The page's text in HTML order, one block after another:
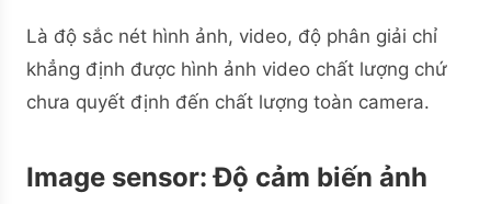
Là độ sắc nét hình ảnh, video, độ phân giải chỉ
khẳng định được hình ảnh video chất lượng chứ
chưa quyết định đến chất lượng toàn camera.
Image sensor: Độ cảm biến ảnh